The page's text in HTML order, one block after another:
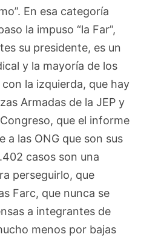
En esa categoría
la impuso “la Far”,
su presidente, es un
y la mayoría de los
la izquierda, que hay
Armadas de la JEP y
que el informe
a las ONG que son sus
casos son una
perseguirlo, que
Farc, que nunca se
a integrantes de
menos por bajas